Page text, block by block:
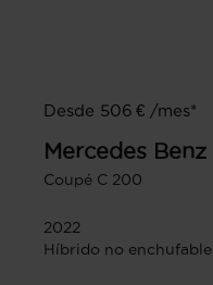
Desde 506 € /mes*
Mercedes Benz
Coupé C 200
2022
Híbrido no enchufable